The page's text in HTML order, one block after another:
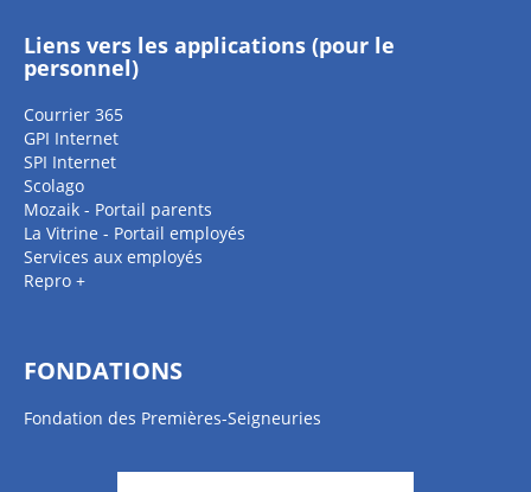
Liens vers les applications (pour le
personnel)
Courrier 365
GPI Internet
SPI Internet
Scolago
Mozaik - Portail parents
La Vitrine - Portail employés
Services aux employés
Repro +
FONDATIONS
Fondation des Premières-Seigneuries